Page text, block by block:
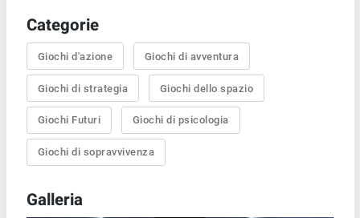
Categorie
Giochi d'azione Giochi di avventura
Giochi di strategia Giochi dello spazio
Giochi Futuri Giochi di psicologia
Giochi di sopravvivenza
Galleria